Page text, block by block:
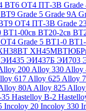
ВТ6 ОТ4 ПТ-3В Grade
ВТ9 Grade 5 Grade 9A
ОТ4 ПТ-3В Grade
ВТ1-00св ВТ20-2св
ОТ4 Grade 5 ВТ1-0
ЭИ435 ЭИ437Б ЭИ703
200 Alloy 330 Alloy
617 Alloy 625 Alloy
80A Alloy 825
Hastelloy B-2
Incoloy 20 Incoloy 330